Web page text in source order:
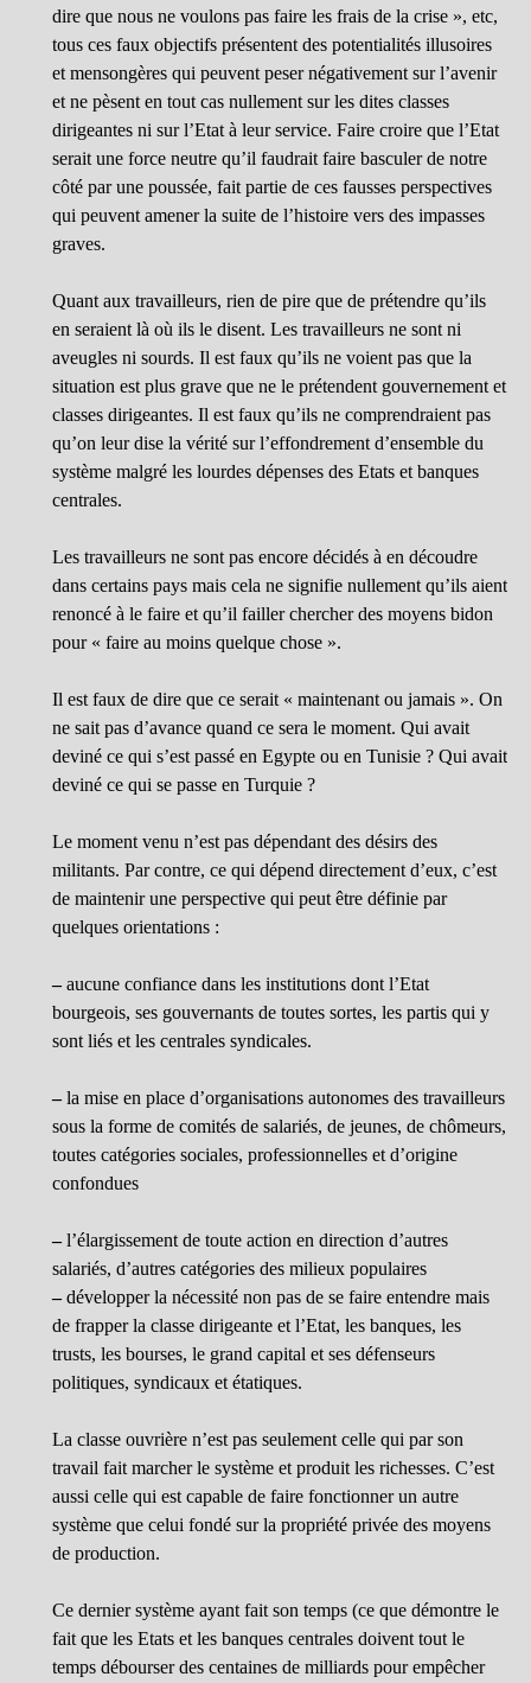
dire que nous ne voulons pas faire les frais de la crise », etc,
tous ces faux objectifs présentent des potentialités illusoires
et mensongères qui peuvent peser négativement sur l’avenir
et ne pèsent en tout cas nullement sur les dites classes
dirigeantes ni sur l’Etat à leur service. Faire croire que l’Etat
serait une force neutre qu’il faudrait faire basculer de notre
côté par une poussée, fait partie de ces fausses perspectives
qui peuvent amener la suite de l’histoire vers des impasses
graves.
Quant aux travailleurs, rien de pire que de prétendre qu’ils
en seraient là où ils le disent. Les travailleurs ne sont ni
aveugles ni sourds. Il est faux qu’ils ne voient pas que la
situation est plus grave que ne le prétendent gouvernement et
classes dirigeantes. Il est faux qu’ils ne comprendraient pas
qu’on leur dise la vérité sur l’effondrement d’ensemble du
système malgré les lourdes dépenses des Etats et banques
centrales.
Les travailleurs ne sont pas encore décidés à en découdre
dans certains pays mais cela ne signifie nullement qu’ils aient
renoncé à le faire et qu’il failler chercher des moyens bidon
pour « faire au moins quelque chose ».
Il est faux de dire que ce serait « maintenant ou jamais ». On
ne sait pas d’avance quand ce sera le moment. Qui avait
deviné ce qui s’est passé en Egypte ou en Tunisie ? Qui avait
deviné ce qui se passe en Turquie ?
Le moment venu n’est pas dépendant des désirs des
militants. Par contre, ce qui dépend directement d’eux, c’est
de maintenir une perspective qui peut être définie par
quelques orientations :
–aucune confiance dans les institutions dont l’Etat
bourgeois, ses gouvernants de toutes sortes, les partis qui y
sont liés et les centrales syndicales.
–la mise en place d’organisations autonomes des travailleurs
sous la forme de comités de salariés, de jeunes, de chômeurs,
toutes catégories sociales, professionnelles et d’origine
confondues
–l’élargissement de toute action en direction d’autres
salariés, d’autres catégories des milieux populaires
–développer la nécessité non pas de se faire entendre mais
de frapper la classe dirigeante et l’Etat, les banques, les
trusts, les bourses, le grand capital et ses défenseurs
politiques, syndicaux et étatiques.
La classe ouvrière n’est pas seulement celle qui par son
travail fait marcher le système et produit les richesses. C’est
aussi celle qui est capable de faire fonctionner un autre
système que celui fondé sur la propriété privée des moyens
de production.
Ce dernier système ayant fait son temps (ce que démontre le
fait que les Etats et les banques centrales doivent tout le
temps débourser des centaines de milliards pour empêcher